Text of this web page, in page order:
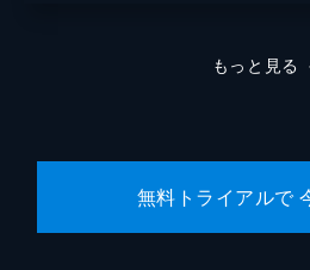
もっと見る
無料トライアルで